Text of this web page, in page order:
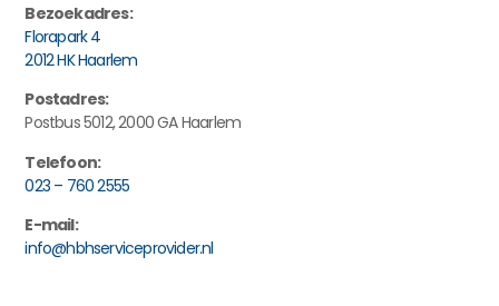
Bezoekadres:
Florapark 4
2012 HK Haarlem
Postadres:
Postbus 5012, 2000 GA Haarlem
Telefoon:
023 – 760 2555
E-mail:
info@hbhserviceprovider.nl